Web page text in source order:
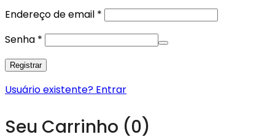
Endereço de email * Obrigatório
Senha * Obrigatório
Registrar
Usuário existente? Entrar
Seu Carrinho (0)